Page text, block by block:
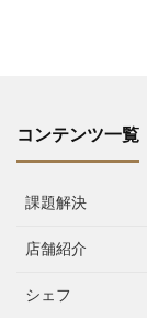
コンテンツ一覧
課題解決
店舗紹介
シェフ